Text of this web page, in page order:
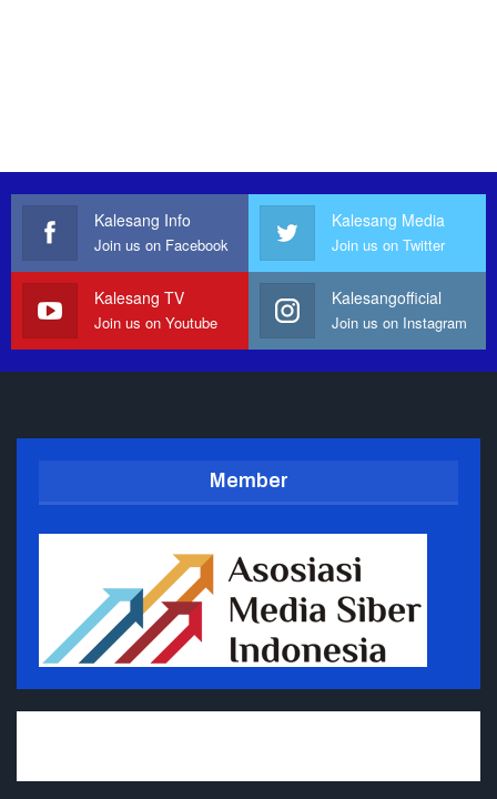
Kalesang Info
Join us on Facebook
Kalesang Media
Join us on Twitter
Kalesang TV
Join us on Youtube
Kalesangofficial
Join us on Instagram
Member